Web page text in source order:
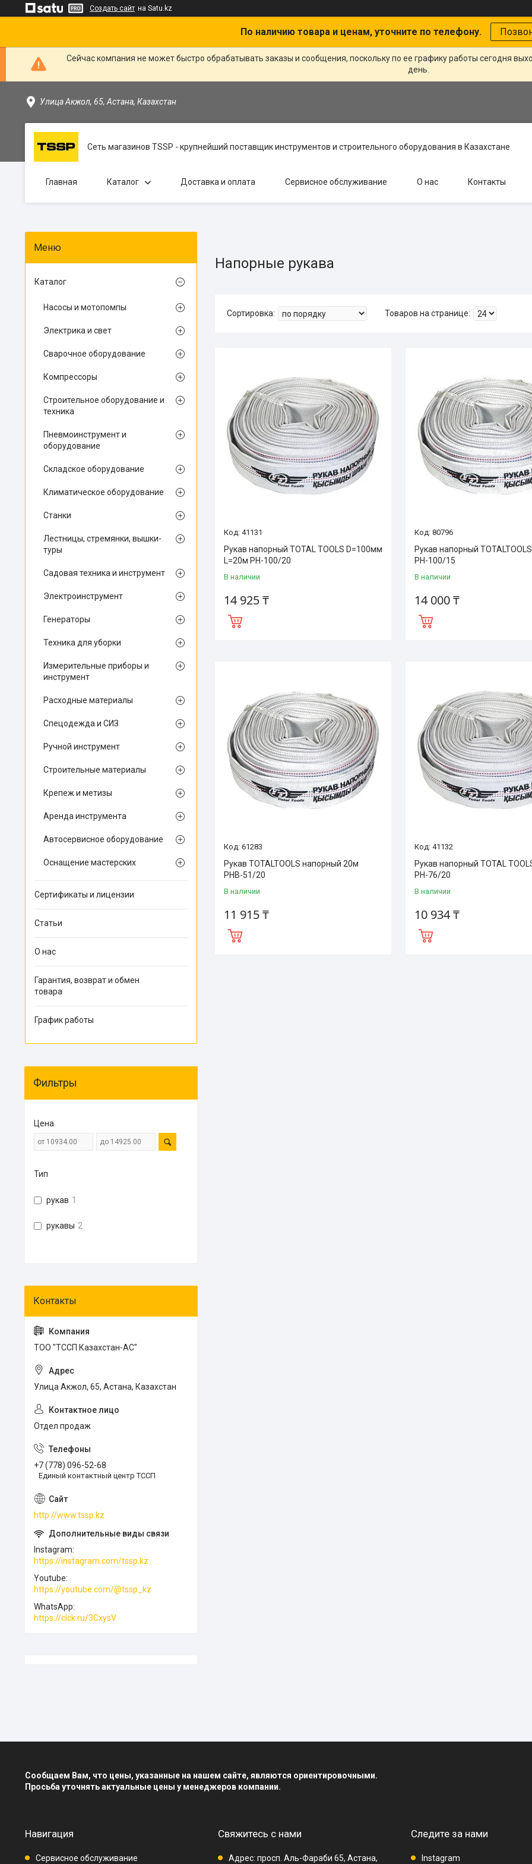
Создать сайт на Satu.kz
По наличию товара и ценам, уточните по телефону.
Сейчас компания не может быстро обрабатывать заказы и сообщения, поскольку по ее графику работы сегодня
день.
Улица Акжол, 65, Астана, Казахстан
Сеть магазинов TSSP - крупнейший поставщик инструментов и строительного оборудования в Казахстане
Главная Каталог Доставка и оплата Сервисное обслуживание О нас Контакты
Напорные рукава
41131
Рукав напорный TOTAL TOOLS D=100мм
L=20м РН-100/20
В наличии
14 925 ₸
80796
Рукав напорный
РН-100/15
В наличии
14 000 ₸
61283
Рукав TOTALTOOLS напорный 20м
РНВ-51/20
В наличии
11 915 ₸
41132
Рукав напорный TOTAL
РН-76/20
В наличии
10 934 ₸
Каталог
Насосы и мотопомпы
Электрика и свет
Сварочное оборудование
Компрессоры
Строительное оборудование и
техника
Пневмоинструмент и
оборудование
Складское оборудование
Климатическое оборудование
Станки
Лестницы, стремянки, вышки-
туры
Садовая техника и инструмент
Электроинструмент
Генераторы
Техника для уборки
Измерительные приборы и
инструмент
Расходные материалы
Спецодежда и СИЗ
Ручной инструмент
Строительные материалы
Крепеж и метизы
Аренда инструмента
Автосервисное оборудование
Оснащение мастерских
Сертификаты и лицензии
Статьи
О нас
Гарантия, возврат и обмен
товара
График работы
Фильтры
Цена
Тип
рукав 1
рукавы 2
ТОО "ТССП Казахстан-АС"
Улица Акжол, 65, Астана, Казахстан
Отдел продаж
+7 (778) 096-52-68
Единый контактный центр ТССП
http://www.tssp.kz
Instagram
https://instagram.com/tssp.kz
Youtube
https://youtube.com/@tssp_kz
WhatsApp
https://clck.ru/3CxysV
Сообщаем Вам, что цены, указанные на нашем сайте, являются ориентировочными.
Просьба уточнять актуальные цены у менеджеров компании.
Навигация
Сервисное обслуживание
Свяжитесь с нами
Адрес: просп. Аль-Фараби 65, Астана,
Следите за нами
Instagram